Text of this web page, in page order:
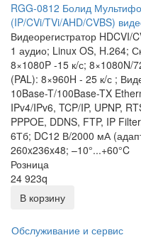
RGG-0812 Болид
(IP/CVi/TVi/AHD/CVBS)
Видеорегистратор HDCVI/
1 аудио; Linux OS, H.264;
8×1080P -15 к/с; 8×1080N/
(PAL): 8×960H - 25 к/с ;
10Base-T/100Base-TX
IPv4/IPv6, TCP/IP, UPNP,
PPPOE, DDNS, FTP, IP
6Тб; DC12 В/2000 мА
260x236x48; –10°...+60°C
Розница
24 923q
В корзину
Обслуживание и сервис